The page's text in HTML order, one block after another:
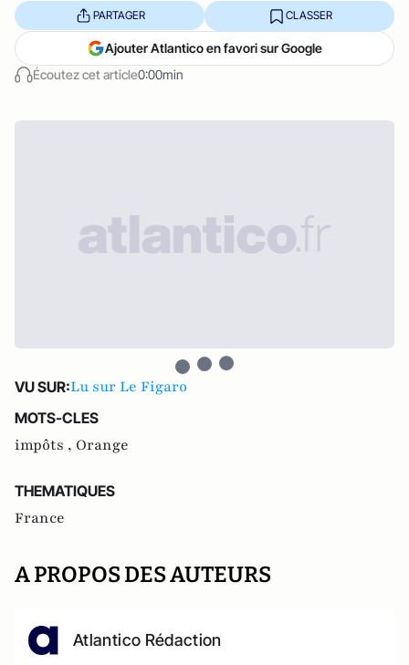
Écoutez cet article0:00min
PARTAGER CLASSER
Ajouter Atlantico en favori sur Google
VU SUR:Lu sur Le Figaro
MOTS-CLES
impôts , Orange
THEMATIQUES
France
A PROPOS DES AUTEURS
Atlantico Rédaction